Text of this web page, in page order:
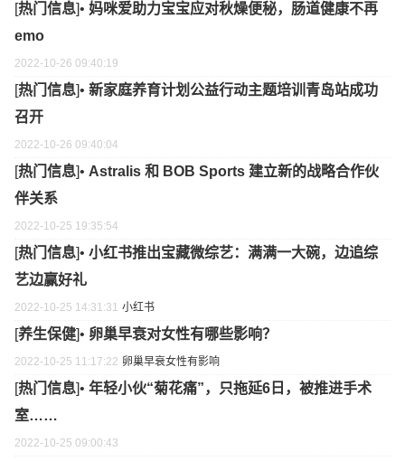
[热门信息]• 妈咪爱助力宝宝应对秋燥便秘，肠道健康不再
emo
2022-10-26 09:40:19
[热门信息]• 新家庭养育计划公益行动主题培训青岛站成功
召开
2022-10-26 09:40:04
[热门信息]• Astralis 和 BOB Sports 建立新的战略合作伙
伴关系
2022-10-25 19:35:54
[热门信息]• 小红书推出宝藏微综艺：满满一大碗，边追综
艺边赢好礼
2022-10-25 14:31:31 小红书
[养生保健]• 卵巢早衰对女性有哪些影响？
2022-10-25 11:17:22 卵巢早衰女性有影响
[热门信息]• 年轻小伙“菊花痛”，只拖延6日，被推进手术
室……
2022-10-25 09:00:43